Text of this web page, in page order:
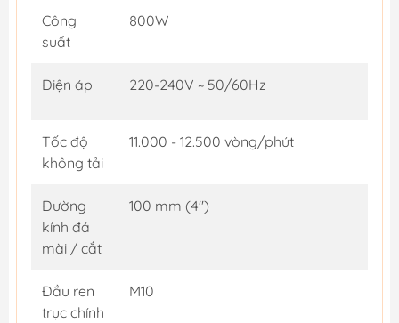
Công
suất
800W
Điện áp 220-240V ~ 50/60Hz
Tốc độ
không tải
11.000 - 12.500 vòng/phút
Đường
kính đá
mài / cắt
100 mm (4")
Đầu ren
trục chính
M10